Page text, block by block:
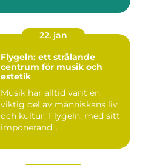
22. jan
Flygeln: ett strålande
centrum för musik och
estetik
Musik har alltid varit en
viktig del av människans liv
och kultur. Flygeln, med sitt
imponerand...